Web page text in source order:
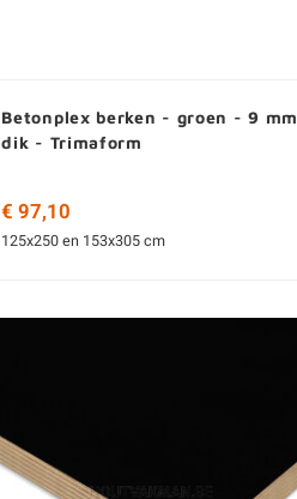
Betonplex berken - groen - 9 mm
dik - Trimaform
€ 97,10
125x250 en 153x305 cm